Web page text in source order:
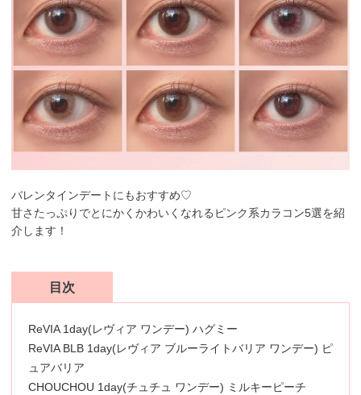
バレンタインデートにもおすすめ♡
甘さたっぷりでとにかくかわいくなれるピンク系カラコン5選を紹
介します！
目次
ReVIA 1day(レヴィア ワンデー) ハグミー
ReVIA BLB 1day(レヴィア ブルーライトバリア ワンデー) ピ
ュアバリア
CHOUCHOU 1day(チュチュ ワンデー) ミルキーピーチ